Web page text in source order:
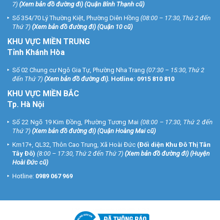
Được xử lý miễn phí tất cả các lỗi kể cả do người sử dụng mà kỹ
thuật không thể khắc phục từ xa được trong giờ hành chính. Phiếu
có trị giá 500.000 vnđ, được sử dụng 1 lần trong vòng 12 tháng từ
khi phiếu được phát.(Không bao gồm phí thay thế linh kiện cho sản
phẩm bị hư hỏng nằm ngoài phạm vi bảo hành)
Phiếu DỊCH VỤ ĐẶC BIỆT:
Được xử lý miễn phí tất cả các lỗi. Kể cả do người sử dụng mà kỹ
thuật không thể khắc phục từ xa được. Kể cả ngoài giờ hành chính
(24/24). Phiếu có trị giá 1.000.000 vnđ, được sử dụng phiếu 1 lần.
Trong vòng 12 tháng từ khi phiếu được phát.(Không bao gồm phí
thay thế linh kiện cho sản phẩm bị hư hỏng nằm ngoài phạm vi bảo
hành).
* Khách hàng cần lưu ý sản phẩm khi lắp đặt
hệ thống camera
lượng sản phẩm mình mua.
7) (Xem bản đồ đường đi) (Quận Bình Thạnh cũ)
Số 354/70 Lý Thường Kiệt, Phường Diên Hồng (08:00 – 17:30, Thứ 2 đến
Thứ 7) (Xem bản đồ đường đi) (Quận 10 cũ)
KHU VỰC MIỀN TRUNG
Tỉnh Khánh Hòa
Số 02 Chung cư Ngô Gia Tự, Phường Nha Trang (07:30 – 15:30, Thứ 2
đến Thứ 7) (Xem bản đồ đường đi). Hotline: 0915 810 810
KHU VỰC MIỀN BẮC
Tp. Hà Nội
Số 22 Ngõ 19 Kim Đồng, Phường Tương Mai (08:00 – 17:30, Thứ 2 đến
Thứ 7) (Xem bản đồ đường đi) (Quận Hoàng Mai cũ)
Km17+, QL32, Thôn Cao Trung, Xã Hoài Đức (Đối diện Khu Đô Thị Tân
Tây Đô) (8:00 – 17:30, Thứ 2 đến Thứ 7) (Xem bản đồ đường đi) (Huyện
Hoài Đức cũ)
Hotline: 0989 067 969